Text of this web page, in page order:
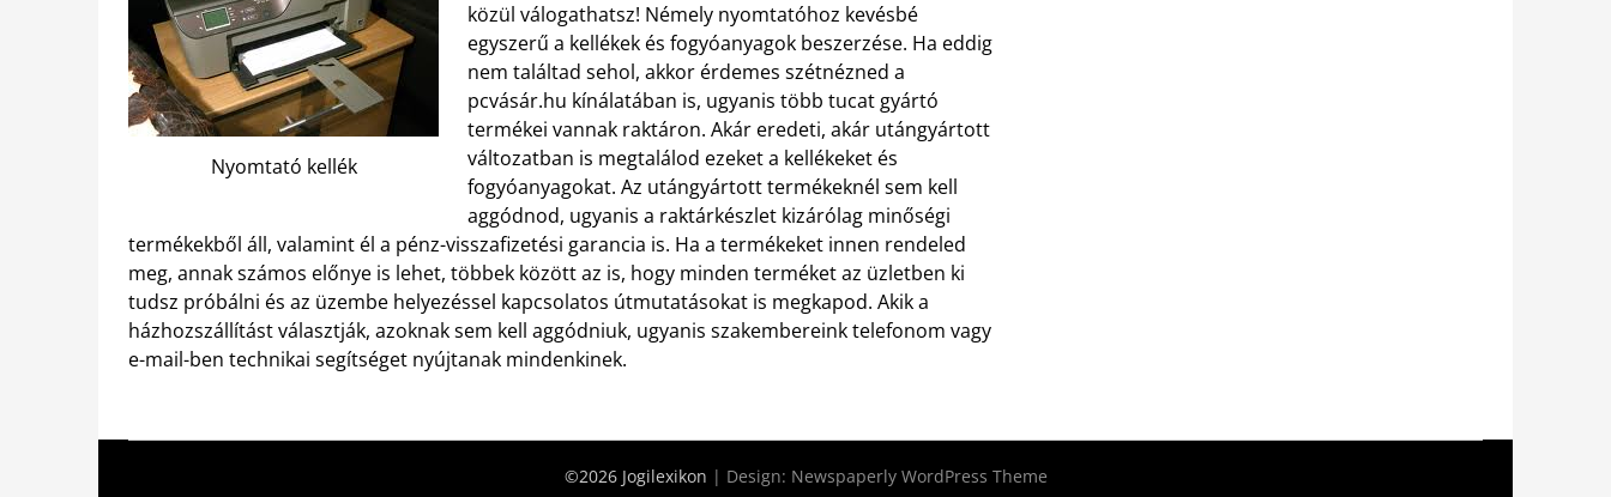
Nyomtató kellék
közül válogathatsz! Némely nyomtatóhoz kevésbé
egyszerű a kellékek és fogyóanyagok beszerzése. Ha eddig
nem találtad sehol, akkor érdemes szétnézned a
pcvásár.hu kínálatában is, ugyanis több tucat gyártó
termékei vannak raktáron. Akár eredeti, akár utángyártott
változatban is megtalálod ezeket a kellékeket és
fogyóanyagokat. Az utángyártott termékeknél sem kell
aggódnod, ugyanis a raktárkészlet kizárólag minőségi
termékekből áll, valamint él a pénz-visszafizetési garancia is. Ha a termékeket innen rendeled
meg, annak számos előnye is lehet, többek között az is, hogy minden terméket az üzletben ki
tudsz próbálni és az üzembe helyezéssel kapcsolatos útmutatásokat is megkapod. Akik a
házhozszállítást választják, azoknak sem kell aggódniuk, ugyanis szakembereink telefonom vagy
e-mail-ben technikai segítséget nyújtanak mindenkinek.
©2026 Jogilexikon | Design: Newspaperly WordPress Theme